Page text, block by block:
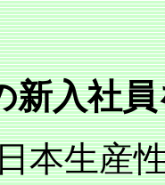
新入社
本生産